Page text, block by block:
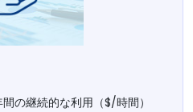
の継続的な利用（$/時間）